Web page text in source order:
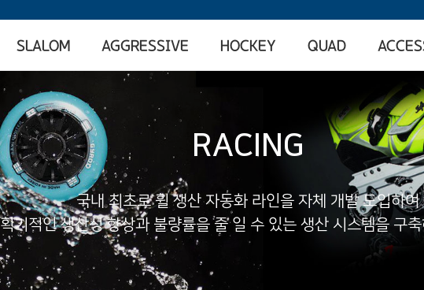
SLALOM AGGRESSIVE HOCKEY QUAD
RACING
국내 최초로 휠 생산 자동화 라인을 자체 개발 도입하여
획기적인 생산성 향상과 불량률을 줄 일 수 있는 생산 시스템을 구